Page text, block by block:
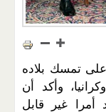
تمسك بلاده
وأكد أن
أمرا غير قابل